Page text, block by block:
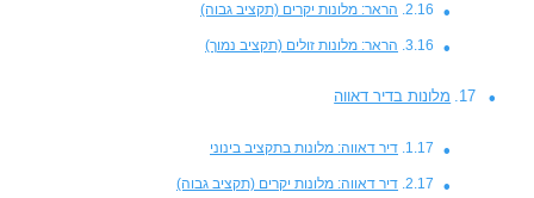
הראר: מלונות יקרים (תקציב גבוה)
הראר: מלונות זולים (תקציב נמוך)
מלונות בדיר דאווה
דיר דאווה: מלונות בתקציב בינוני
דיר דאווה: מלונות יקרים (תקציב גבוה)